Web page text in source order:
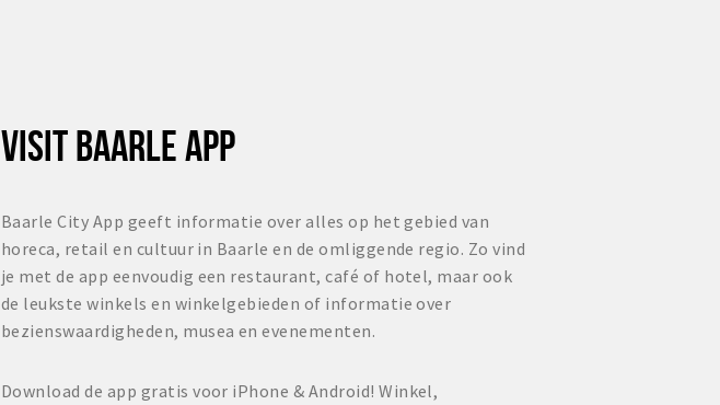
VISIT BAARLE APP
Baarle City App geeft informatie over alles op het gebied van
horeca, retail en cultuur in Baarle en de omliggende regio. Zo vind
je met de app eenvoudig een restaurant, café of hotel, maar ook
de leukste winkels en winkelgebieden of informatie over
bezienswaardigheden, musea en evenementen.
Download de app gratis voor iPhone & Android! Winkel,